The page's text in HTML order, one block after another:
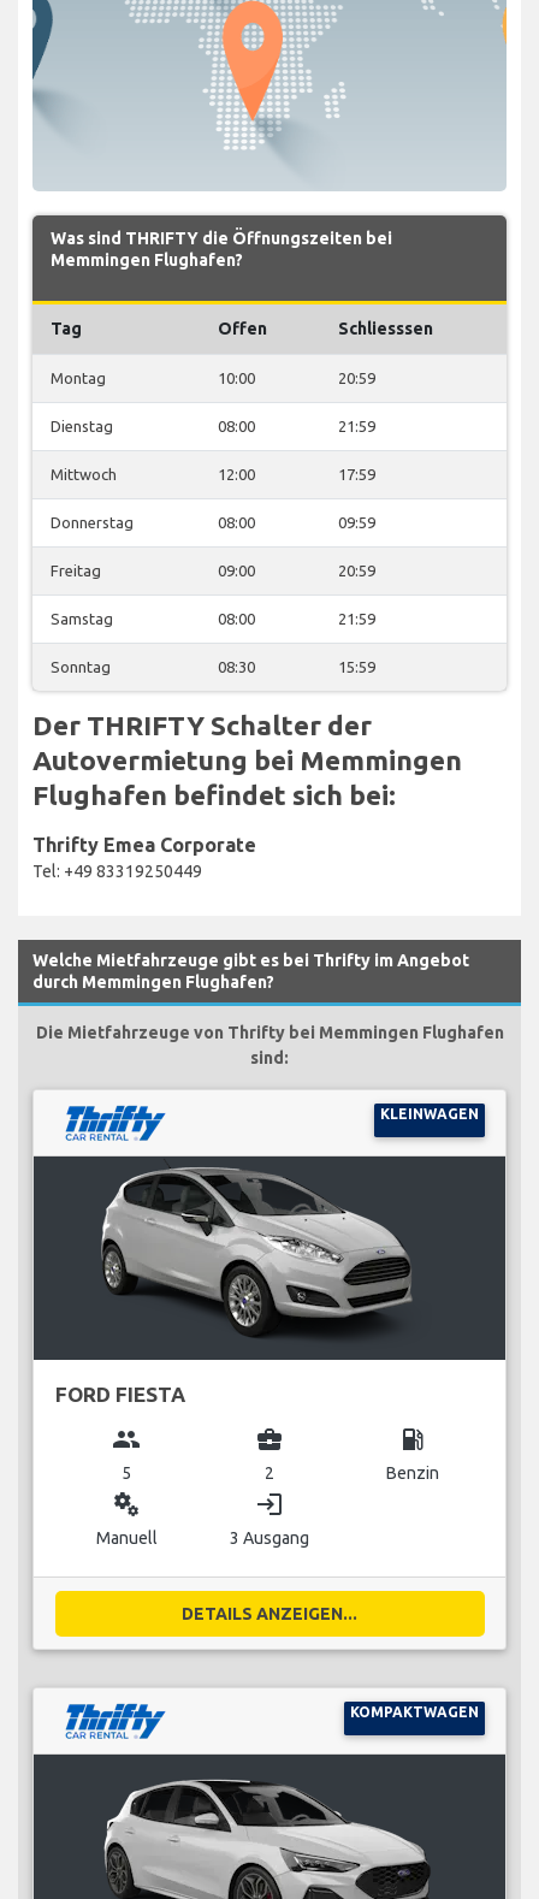
Was sind THRIFTY die Öffnungszeiten bei
Memmingen Flughafen?
Tag Offen Schliesssen
Montag 10:00 20:59
Dienstag 08:00 21:59
Mittwoch 12:00 17:59
Donnerstag 08:00 09:59
Freitag 09:00 20:59
Samstag 08:00 21:59
Sonntag 08:30 15:59
Der THRIFTY Schalter der
Autovermietung bei Memmingen
Flughafen befindet sich bei:
Thrifty Emea Corporate
Tel: +49 83319250449
Welche Mietfahrzeuge gibt es bei Thrifty im Angebot
durch Memmingen Flughafen?
Die Mietfahrzeuge von Thrifty bei Memmingen Flughafen
sind:
KLEINWAGEN
FORD FIESTA
group
5
business_center
2
local_gas_station
Benzin
miscellaneous_services
Manuell
login
3 Ausgang
DETAILS ANZEIGEN...
KOMPAKTWAGEN